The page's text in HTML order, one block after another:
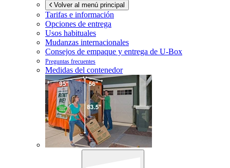
Volver al menú principal
Tarifas e información
Opciones de entrega
Usos habituales
Mudanzas internacionales
Consejos de empaque y entrega de U-Box
Preguntas frecuentes
Medidas del contenedor